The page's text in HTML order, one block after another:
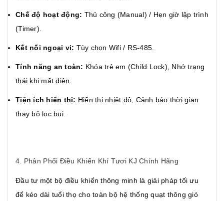
Chế độ hoạt động: Thủ công (Manual) / Hẹn giờ lập trình
(Timer).
Kết nối ngoại vi: Tùy chọn Wifi / RS-485.
Tính năng an toàn: Khóa trẻ em (Child Lock), Nhớ trạng
thái khi mất điện.
Tiện ích hiển thị: Hiển thị nhiệt độ, Cảnh báo thời gian
thay bộ lọc bụi.
4. Phân Phối Điều Khiển Khí Tươi KJ Chính Hãng
Đầu tư một bộ điều khiển thông minh là giải pháp tối ưu
để kéo dài tuổi thọ cho toàn bộ hệ thống quạt thông gió